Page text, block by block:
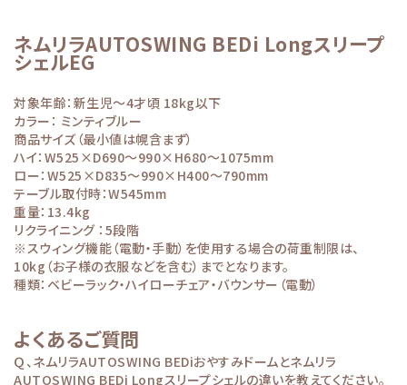
ネムリラAUTOSWING BEDi Longスリープ
シェルEG
対象年齢：新生児～4才頃 18kg以下
カラー： ミンティブルー
商品サイズ（最小値は幌含まず）
ハイ：W525×D690～990×H680～1075mm
ロー：W525×D835～990×H400～790mm
テーブル取付時：W545mm
重量：13.4kg
リクライニング ：5段階
※スウィング機能（電動・手動）を使用する場合の荷重制限は、
10kg（お子様の衣服などを含む）までとなります。
種類：ベビーラック・ハイローチェア・バウンサー（電動）
よくあるご質問
Ｑ、ネムリラAUTOSWING BEDiおやすみドームとネムリラ
AUTOSWING BEDi Longスリープシェルの違いを教えてください。